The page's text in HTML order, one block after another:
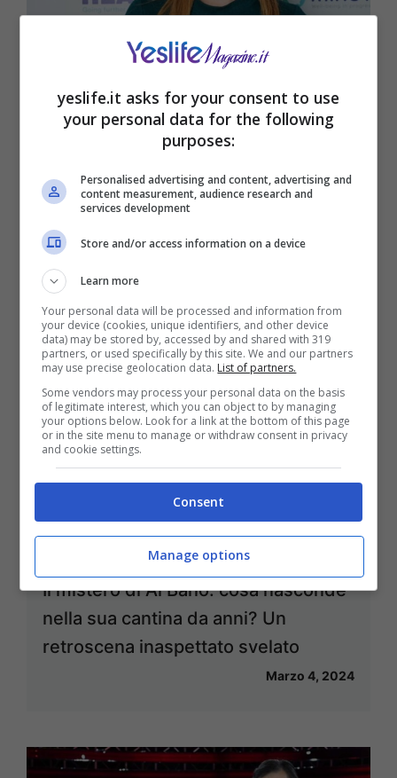
Cristiana Capotondi esce allo
scoperto, la verità sul padre
biologico della figlia Anna: l’identità
dell’uomo rimasta segreta fino ad
oggi
Il mistero di Al Bano: cosa nasconde
nella sua cantina da anni? Un
retroscena inaspettato svelato
Marzo 4, 2024
yeslife.it asks for your consent to use
your personal data for the following
purposes:
Personalised advertising and content, advertising and
content measurement, audience research and
services development
Store and/or access information on a device
Learn more
Your personal data will be processed and information from
your device (cookies, unique identifiers, and other device
data) may be stored by, accessed by and shared with 319
partners, or used specifically by this site. We and our partners
may use precise geolocation data. List of partners.
Some vendors may process your personal data on the basis
of legitimate interest, which you can object to by managing
your options below. Look for a link at the bottom of this page
or in the site menu to manage or withdraw consent in privacy
and cookie settings.
Consent
Manage options